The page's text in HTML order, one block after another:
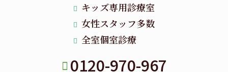
キッズ専用診療室
女性スタッフ多数
全室個室診療
0120-970-967